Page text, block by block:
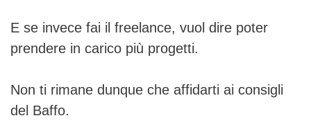
E se invece fai il freelance, vuol dire poter
prendere in carico più progetti.
Non ti rimane dunque che affidarti ai consigli
del Baffo.